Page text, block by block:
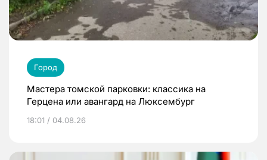
Город
Мастера томской парковки: классика на
Герцена или авангард на Люксембург
18:01 / 04.08.26